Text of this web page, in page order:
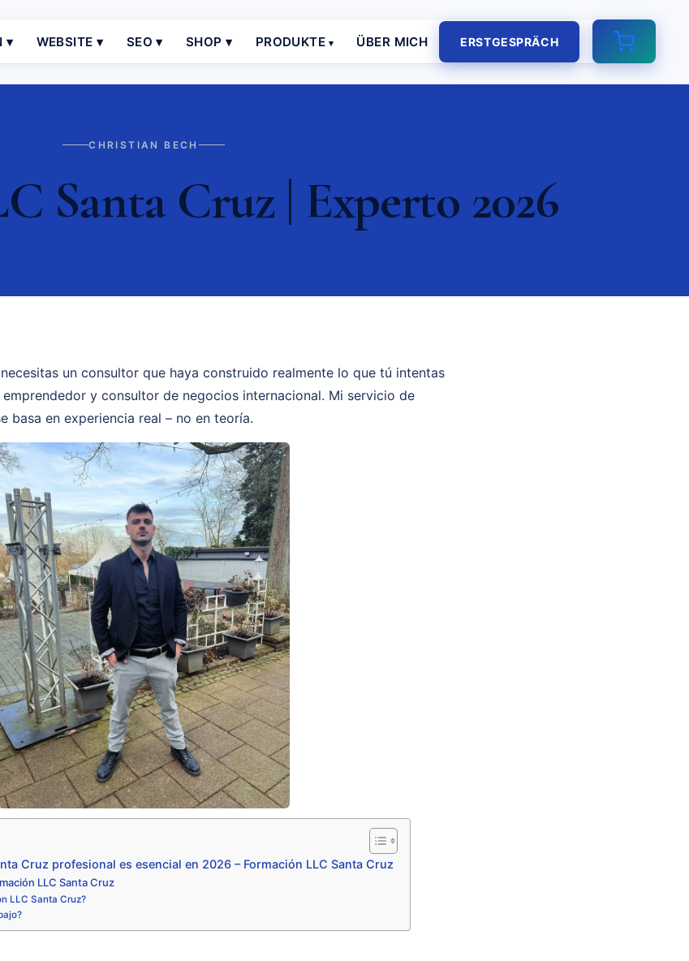
▾ WEBSITE ▾ SEO ▾ SHOP ▾ PRODUKTE ÜBER MICH ERSTGESPRÄCH
CHRISTIAN BECH
Santa Cruz | Experto 2026
un consultor que haya construido realmente lo que tú intentas
y consultor de negocios internacional. Mi servicio de
basa en experiencia real – no en teoría.
Cruz profesional es esencial en 2026 – Formación LLC Santa Cruz
LLC Santa Cruz
LLC Santa Cruz?